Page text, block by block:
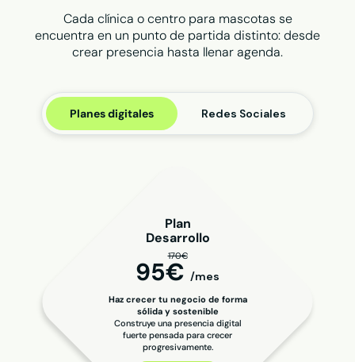
Cada clínica o centro para mascotas se
encuentra en un punto de partida distinto: desde
crear presencia hasta llenar agenda.
Planes digitales Redes Sociales
Plan
Desarrollo
170€
95€ /mes
Haz crecer tu negocio de forma
sólida y sostenible
Construye una presencia digital
fuerte pensada para crecer
progresivamente.